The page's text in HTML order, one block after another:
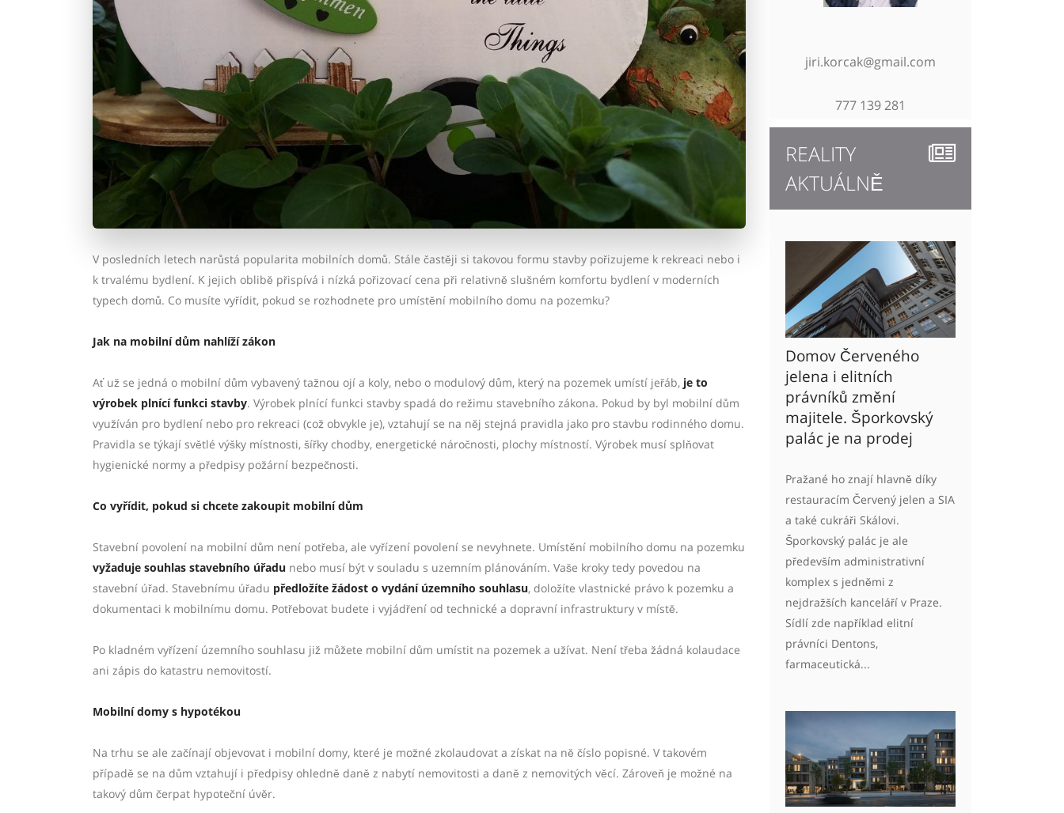
V posledních letech narůstá popularita mobilních domů. Stále častěji si takovou formu stavby pořizujeme k rekreaci nebo i
k trvalému bydlení. K jejich oblibě přispívá i nízká pořizovací cena při relativně slušném komfortu bydlení v moderních
typech domů. Co musíte vyřídit, pokud se rozhodnete pro umístění mobilního domu na pozemku?
Jak na mobilní dům nahlíží zákon
Ať už se jedná o mobilní dům vybavený tažnou ojí a koly, nebo o modulový dům, který na pozemek umístí jeřáb, je to
výrobek plnící funkci stavby. Výrobek plnící funkci stavby spadá do režimu stavebního zákona. Pokud by byl mobilní dům
využíván pro bydlení nebo pro rekreaci (což obvykle je), vztahují se na něj stejná pravidla jako pro stavbu rodinného domu.
Pravidla se týkají světlé výšky místnosti, šířky chodby, energetické náročnosti, plochy místností. Výrobek musí splňovat
hygienické normy a předpisy požární bezpečnosti.
Co vyřídit, pokud si chcete zakoupit mobilní dům
Stavební povolení na mobilní dům není potřeba, ale vyřízení povolení se nevyhnete. Umístění mobilního domu na pozemku
vyžaduje souhlas stavebního úřadu nebo musí být v souladu s uzemním plánováním. Vaše kroky tedy povedou na
stavební úřad. Stavebnímu úřadu předložíte žádost o vydání územního souhlasu, doložíte vlastnické právo k pozemku a
dokumentaci k mobilnímu domu. Potřebovat budete i vyjádření od technické a dopravní infrastruktury v místě.
Po kladném vyřízení územního souhlasu již můžete mobilní dům umístit na pozemek a užívat. Není třeba žádná kolaudace
ani zápis do katastru nemovitostí.
Mobilní domy s hypotékou
Na trhu se ale začínají objevovat i mobilní domy, které je možné zkolaudovat a získat na ně číslo popisné. V takovém
případě se na dům vztahují i předpisy ohledně daně z nabytí nemovitosti a daně z nemovitých věcí. Zároveň je možné na
takový dům čerpat hypoteční úvěr.
jiri.korcak@gmail.com
777 139 281
REALITY
AKTUÁLNĚ
Domov Červeného
jelena i elitních
právníků změní
majitele. Šporkovský
palác je na prodej
Pražané ho znají hlavně díky
restauracím Červený jelen a SIA
a také cukráři Skálovi.
Šporkovský palác je ale
především administrativní
komplex s jedněmi z
nejdražších kanceláří v Praze.
Sídlí zde například elitní
právníci Dentons,
farmaceutická...